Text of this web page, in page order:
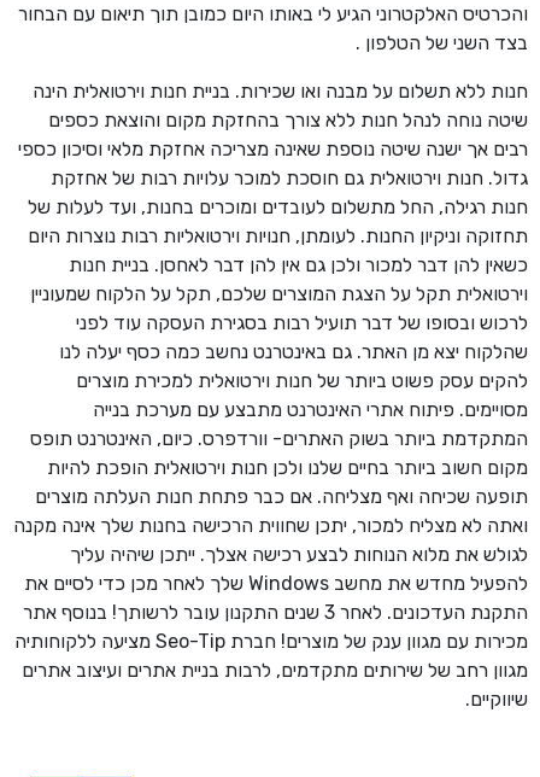
והכרטיס האלקטרוני הגיע לי באותו היום כמובן תוך תיאום עם הבחור
בצד השני של הטלפון .
חנות ללא תשלום על מבנה ואו שכירות. בניית חנות וירטואלית הינה
שיטה נוחה לנהל חנות ללא צורך בהחזקת מקום והוצאת כספים
רבים אך ישנה שיטה נוספת שאינה מצריכה אחזקת מלאי וסיכון כספי
גדול. חנות וירטואלית גם חוסכת למוכר עלויות רבות של אחזקת
חנות רגילה, החל מתשלום לעובדים ומוכרים בחנות, ועד לעלות של
תחזוקה וניקיון החנות. לעומתן, חנויות וירטואליות רבות נוצרות היום
כשאין להן דבר למכור ולכן גם אין להן דבר לאחסן. בניית חנות
וירטואלית תקל על הצגת המוצרים שלכם, תקל על הלקוח שמעוניין
לרכוש ובסופו של דבר תועיל רבות בסגירת העסקה עוד לפני
שהלקוח יצא מן האתר. גם באינטרנט נחשב כמה כסף יעלה לנו
להקים עסק פשוט ביותר של חנות וירטואלית למכירת מוצרים
מסויימים. פיתוח אתרי האינטרנט מתבצע עם מערכת בנייה
המתקדמת ביותר בשוק האתרים- וורדפרס. כיום, האינטרנט תופס
מקום חשוב ביותר בחיים שלנו ולכן חנות וירטואלית הופכת להיות
תופעה שכיחה ואף מצליחה. אם כבר פתחת חנות העלתה מוצרים
ואתה לא מצליח למכור, יתכן שחווית הרכישה בחנות שלך אינה מקנה
לגולש את מלוא הנוחות לבצע רכישה אצלך. ייתכן שיהיה עליך
להפעיל מחדש את מחשב Windows שלך לאחר מכן כדי לסיים את
התקנת העדכונים. לאחר 3 שנים התקנון עובר לרשותך! בנוסף אתר
מכירות עם מגוון ענק של מוצרים! חברת Seo-Tip מציעה ללקוחותיה
מגוון רחב של שירותים מתקדמים, לרבות בניית אתרים ועיצוב אתרים
שיווקיים.